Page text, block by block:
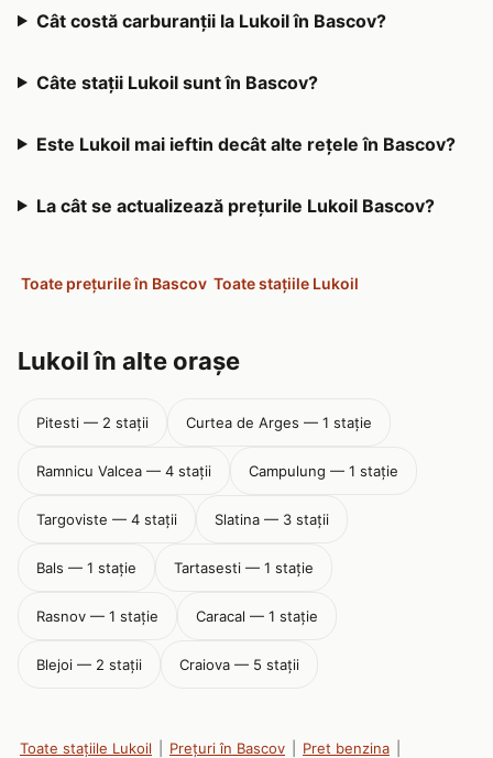
Cât costă carburanții la Lukoil în Bascov?
Câte stații Lukoil sunt în Bascov?
Este Lukoil mai ieftin decât alte rețele în Bascov?
La cât se actualizează prețurile Lukoil Bascov?
Toate prețurile în Bascov Toate stațiile Lukoil
Lukoil în alte orașe
Pitesti — 2 stații Curtea de Arges — 1 stație
Ramnicu Valcea — 4 stații Campulung — 1 stație
Targoviste — 4 stații Slatina — 3 stații
Bals — 1 stație Tartasesti — 1 stație
Rasnov — 1 stație Caracal — 1 stație
Blejoi — 2 stații Craiova — 5 stații
Toate stațiile Lukoil Prețuri în Bascov Pret benzina